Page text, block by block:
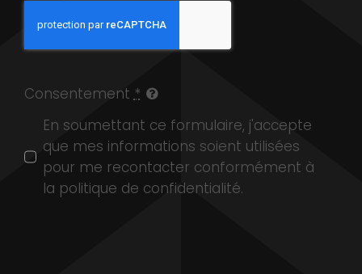
Consentement *
En soumettant ce formulaire, j'accepte
que mes informations soient utilisées
pour me recontacter conformément à
la politique de confidentialité.